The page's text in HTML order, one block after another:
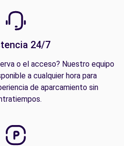
24/7
o el acceso? Nuestro equipo
a cualquier hora para
de aparcamiento sin